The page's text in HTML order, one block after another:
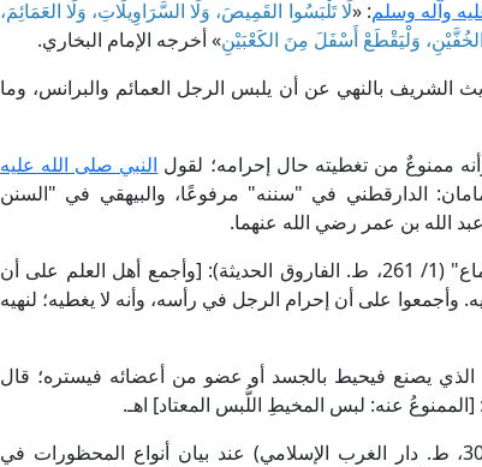
وآله وسلم: «لَا تَلْبَسُوا القَمِيصَ، وَلَا السَّرَاوِيلَاتِ، وَلَا العَمَائِمَ،
وَلْيَقْطَعْ أَسْفَلَ مِنَ الكَعْبَيْنِ» أخرجه الإمام البخاري.
الشريف بالنهي عن أن يلبس الرجل العمائم والبرانس، وما
ممنوعٌ من تغطيته حال إحرامه؛ لقول النبي صلى الله عليه
الدارقطني في "سننه" مرفوعًا، والبيهقي في "السنن
الله بن عمر رضي الله عنهما.
قال الإمام ابن القطان في "الإقناع في مسائل الإجماع" (1/ 261، ط. الفاروق الحديثة): [وأجمع أهل العلم على أن
وأجمعوا على أن إحرام الرجل في رأسه، وأنه لا يغطيه؛ لنهيه
يصنع فيحيط بالجسد أو عضو من أعضائه فيستره؛ قال
وقال الإمام القرافي المالكي في "الذخيرة" (3/ 303، ط. دار الغرب الإسلامي) عند بيان أنواع المحظورات في